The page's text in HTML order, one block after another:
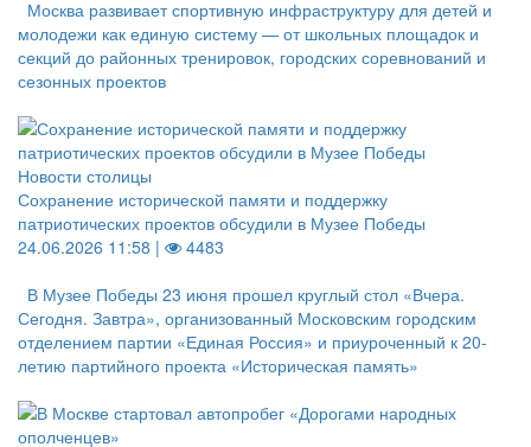
Москва развивает спортивную инфраструктуру для детей и
молодежи как единую систему — от школьных площадок и
секций до районных тренировок, городских соревнований и
сезонных проектов
Новости столицы
Сохранение исторической памяти и поддержку
патриотических проектов обсудили в Музее Победы
24.06.2026 11:58 |
4483
В Музее Победы 23 июня прошел круглый стол «Вчера.
Сегодня. Завтра», организованный Московским городским
отделением партии «Единая Россия» и приуроченный к 20-
летию партийного проекта «Историческая память»